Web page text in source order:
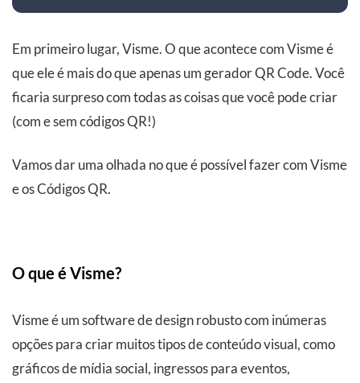
Em primeiro lugar, Visme. O que acontece com Visme é
que ele é mais do que apenas um gerador QR Code. Você
ficaria surpreso com todas as coisas que você pode criar
(com e sem códigos QR!)
Vamos dar uma olhada no que é possível fazer com Visme
e os Códigos QR.
O que é Visme?
Visme é um software de design robusto com inúmeras
opções para criar muitos tipos de conteúdo visual, como
gráficos de mídia social, ingressos para eventos,